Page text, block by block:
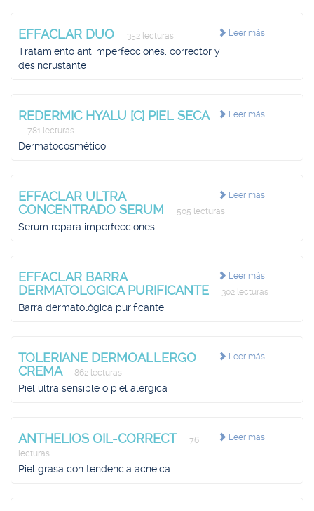
Leer más
EFFACLAR DUO 352 lecturas
Tratamiento antiimperfecciones, corrector y
desincrustante
Leer más
REDERMIC HYALU [C] PIEL SECA
781 lecturas
Dermatocosmético
Leer más
EFFACLAR ULTRA
CONCENTRADO SERUM
505 lecturas
Serum repara imperfecciones
Leer más
EFFACLAR BARRA
DERMATOLOGICA PURIFICANTE
302 lecturas
Barra dermatológica purificante
Leer más
TOLERIANE DERMOALLERGO
CREMA
862 lecturas
Piel ultra sensible o piel alérgica
Leer más
ANTHELIOS OIL-CORRECT
76
lecturas
Piel grasa con tendencia acneica